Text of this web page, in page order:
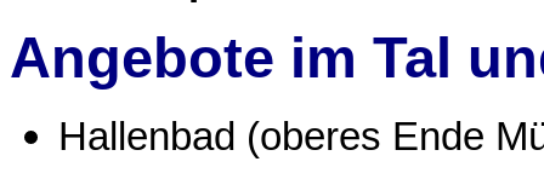
Angebote im Tal
Hallenbad (oberes Ende